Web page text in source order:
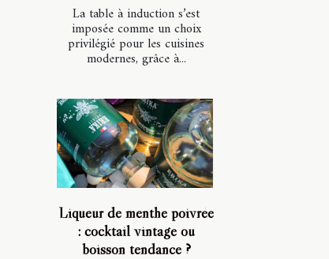
La table à induction s’est
imposée comme un choix
privilégié pour les cuisines
modernes, grâce à...
Liqueur de menthe poivrée
: cocktail vintage ou
boisson tendance ?